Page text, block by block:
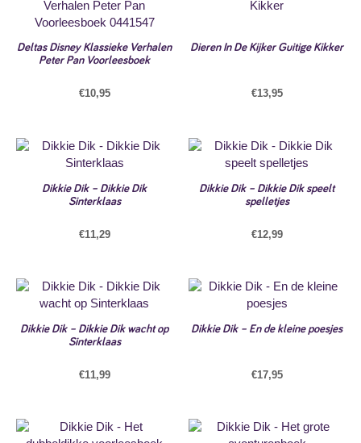
Deltas Disney Klassieke Verhalen
Peter Pan Voorleesboek
€10,95
Dieren In De Kijker Guitige Kikker
€13,95
Dikkie Dik – Dikkie Dik
Sinterklaas
€11,29
Dikkie Dik – Dikkie Dik speelt
spelletjes
€12,99
Dikkie Dik – Dikkie Dik wacht op
Sinterklaas
€11,99
Dikkie Dik – En de kleine poesjes
€17,95